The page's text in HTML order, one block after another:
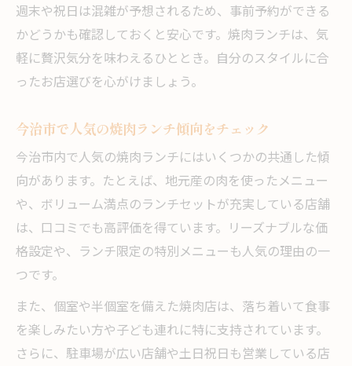
週末や祝日は混雑が予想されるため、事前予約ができる
かどうかも確認しておくと安心です。焼肉ランチは、気
軽に贅沢気分を味わえるひととき。自分のスタイルに合
ったお店選びを心がけましょう。
今治市で人気の焼肉ランチ傾向をチェック
今治市内で人気の焼肉ランチにはいくつかの共通した傾
向があります。たとえば、地元産の肉を使ったメニュー
や、ボリューム満点のランチセットが充実している店舗
は、口コミでも高評価を得ています。リーズナブルな価
格設定や、ランチ限定の特別メニューも人気の理由の一
つです。
また、個室や半個室を備えた焼肉店は、落ち着いて食事
を楽しみたい方や子ども連れに特に支持されています。
さらに、駐車場が広い店舗や土日祝日も営業している店